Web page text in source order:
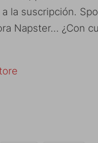
la suscripción.
Napster… ¿Con